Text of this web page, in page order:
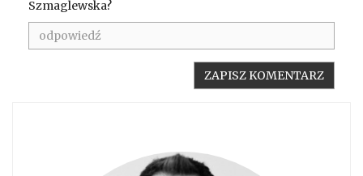
Szmaglewska?